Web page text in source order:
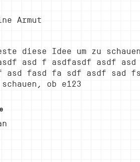
Armut
diese Idee um zu
asd f asdfasdf asdf
asd fasd fa sdf asdf sad
schauen, ob e123